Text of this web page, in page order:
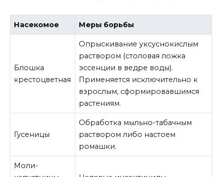
Насекомое Меры борьбы
Блошка
крестоцветная
Опрыскивание уксуснокислым
раствором (столовая ложка
эссенции в ведре воды).
Применяется исключительно к
взрослым, сформировавшимся
растениям.
Гусеницы
Обработка мыльно-табачным
раствором либо настоем
ромашки.
Моли-